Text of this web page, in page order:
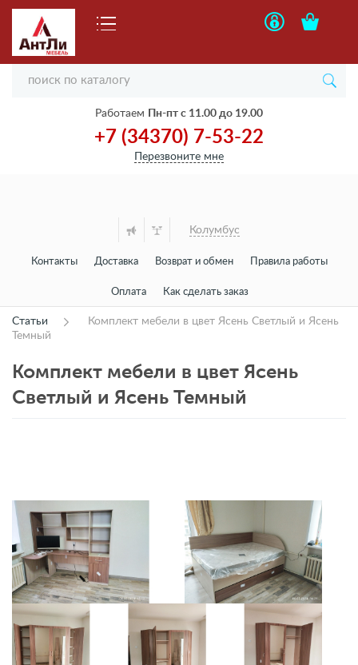
Работаем Пн-пт с 11.00 до 19.00
+7 (34370) 7-53-22
Перезвоните мне
Колумбус
Контакты Доставка Возврат и обмен Правила работы
Оплата Как сделать заказ
Статьи
Комплект мебели в цвет Ясень Светлый и Ясень
Темный
Комплект мебели в цвет Ясень
Светлый и Ясень Темный